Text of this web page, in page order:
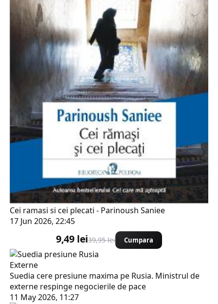
Cei ramasi si cei plecati - Parinoush Saniee
17 Jun 2026, 22:45
9,49 lei39,95 lei Cumpara
Externe
Suedia cere presiune maxima pe Rusia. Ministrul de
externe respinge negocierile de pace
11 May 2026, 11:27